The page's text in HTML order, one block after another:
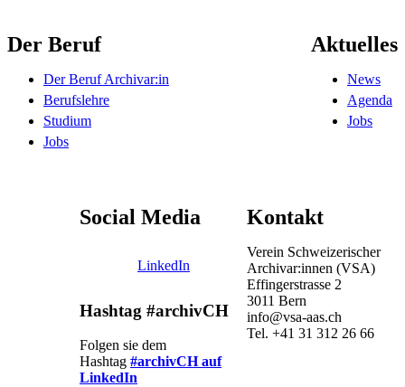
Der Beruf
Der Beruf Archivar:in
Berufslehre
Studium
Jobs
Aktuelles
News
Agenda
Jobs
Social Media
LinkedIn
Hashtag #archivCH
Folgen sie dem
Hashtag #archivCH auf
LinkedIn
Kontakt
Verein Schweizerischer
Archivar:innen (VSA)
Effingerstrasse 2
3011 Bern
info@vsa-aas.ch
Tel. +41 31 312 26 66